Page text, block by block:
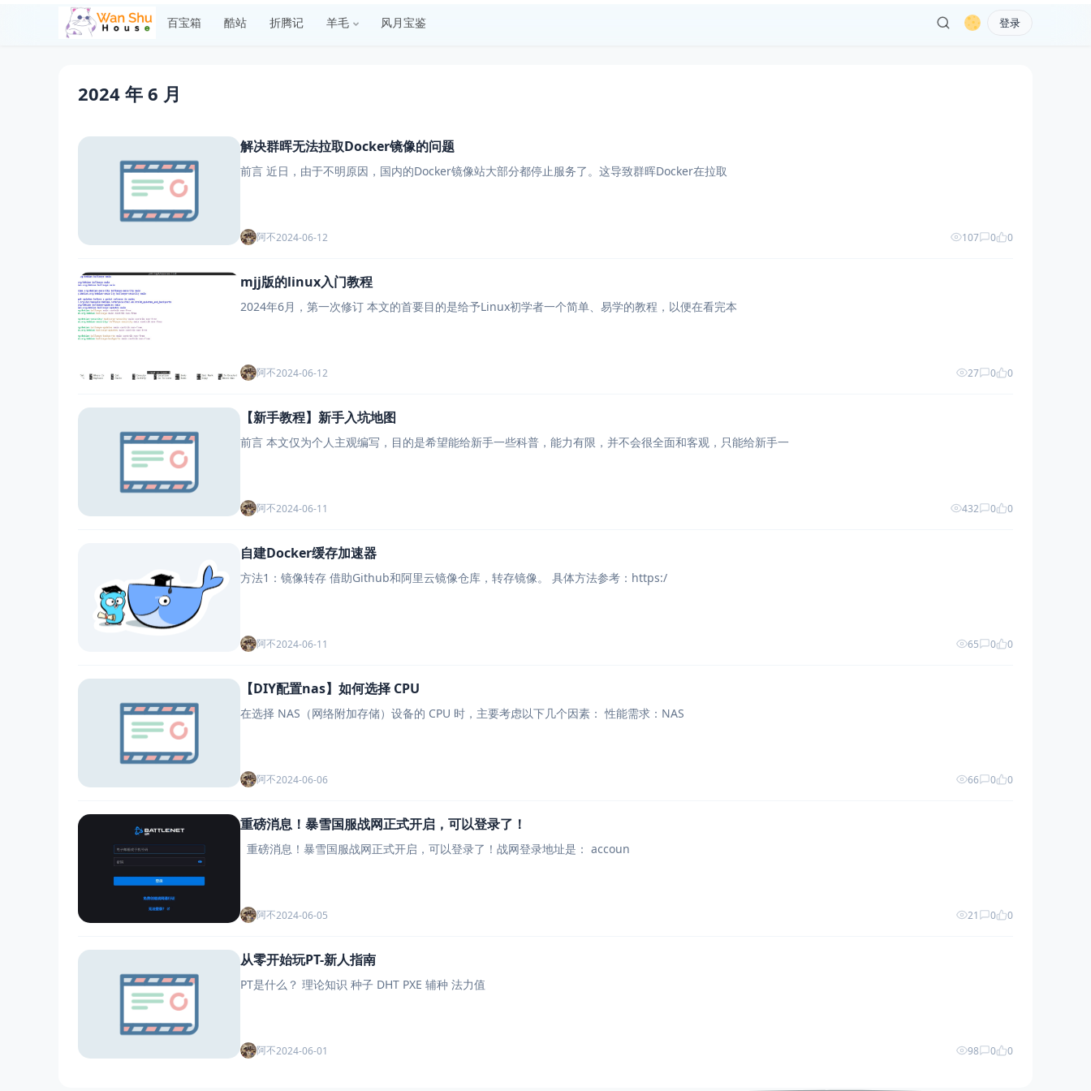
百宝箱 酷站 折腾记 羊毛 风月宝鉴 登录
2024 年 6 月
解决群晖无法拉取Docker镜像的问题
前言 近日，由于不明原因，国内的Docker镜像站大部分都停止服务了。这导致群晖Docker在拉取
阿不2024-06-12 107 0 0
mjj版的linux入门教程
2024年6月，第一次修订 本文的首要目的是给予Linux初学者一个简单、易学的教程，以便在看完本
阿不2024-06-12 27 0 0
【新手教程】新手入坑地图
前言 本文仅为个人主观编写，目的是希望能给新手一些科普，能力有限，并不会很全面和客观，只能给新手一
阿不2024-06-11 432 0 0
自建Docker缓存加速器
方法1：镜像转存 借助Github和阿里云镜像仓库，转存镜像。 具体方法参考：https:/
阿不2024-06-11 65 0 0
【DIY配置nas】如何选择 CPU
在选择 NAS（网络附加存储）设备的 CPU 时，主要考虑以下几个因素： 性能需求：NAS
阿不2024-06-06 66 0 0
重磅消息！暴雪国服战网正式开启，可以登录了！
重磅消息！暴雪国服战网正式开启，可以登录了！战网登录地址是： accoun
阿不2024-06-05 21 0 0
从零开始玩PT-新人指南
PT是什么？ 理论知识 种子 DHT PXE 辅种 法力值
阿不2024-06-01 98 0 0